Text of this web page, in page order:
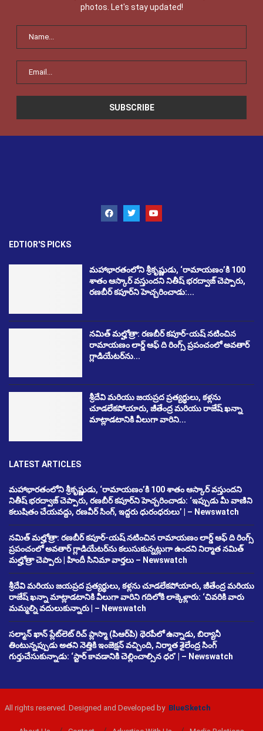
photos. Let's stay updated!
EDTIOR'S PICKS
మహాభారతంలోని శ్రీకృష్ణుడు, ‘రామాయణం’కి 100
శాతం ఆస్కార్ వస్తుందని నితీష్ భరద్వాజ్ చెప్పారు,
రణబీర్ కపూర్‌ని హెచ్చరించాడు:...
నమిత్ మల్హోత్రా: రణబీర్ కపూర్-యష్ నటించిన
రామాయణం లార్డ్ ఆఫ్ ది రింగ్స్ ప్రపంచంలో అవతార్
గ్లాడియేటర్‌ను...
శ్రీదేవి మరియు జయప్రద ప్రత్యర్థులు, కళ్లను
చూడలేకపోయారు, జీతేంద్ర మరియు రాజేష్ ఖన్నా
మాట్లాడటానికి వీలుగా వారిని...
LATEST ARTICLES
మహాభారతంలోని శ్రీకృష్ణుడు, ‘రామాయణం’కి 100 శాతం ఆస్కార్ వస్తుందని
నితీష్ భరద్వాజ్ చెప్పారు, రణబీర్ కపూర్‌ని హెచ్చరించాడు: ‘ఇప్పుడు మీ వాణిని
కలుషితం చేయవద్దు, రణవీర్ సింగ్, ఇద్దరు ధురంధరులు’ | – Newswatch
నమిత్ మల్హోత్రా: రణబీర్ కపూర్-యష్ నటించిన రామాయణం లార్డ్ ఆఫ్ ది రింగ్స్
ప్రపంచంలో అవతార్ గ్లాడియేటర్‌ను కలుసుకున్నట్లుగా ఉందని నిర్మాత నమిత్
మల్హోత్రా చెప్పారు | హిందీ సినిమా వార్తలు – Newswatch
శ్రీదేవి మరియు జయప్రద ప్రత్యర్థులు, కళ్లను చూడలేకపోయారు, జీతేంద్ర మరియు
రాజేష్ ఖన్నా మాట్లాడటానికి వీలుగా వారిని గదిలోకి లాక్కెళ్లారు: ‘చివరికి వారు
మమ్మల్ని వదులుకున్నారు | – Newswatch
సల్మాన్ ఖాన్ ప్లేట్‌లెట్ రిచ్ ప్లాస్మా (పిఆర్‌పి) థెరపీలో ఉన్నాడు, బిర్యానీ
తింటున్నప్పుడు అతని నెత్తికి ఇంజెక్షన్ వచ్చింది, నిర్మాత శైలేంద్ర సింగ్
గుర్తుచేసుకున్నాడు: ‘స్టార్ కావడానికి చెల్లించాల్సిన ధర’ | – Newswatch
All rights reserved. Designed and Developed by BlueSketch